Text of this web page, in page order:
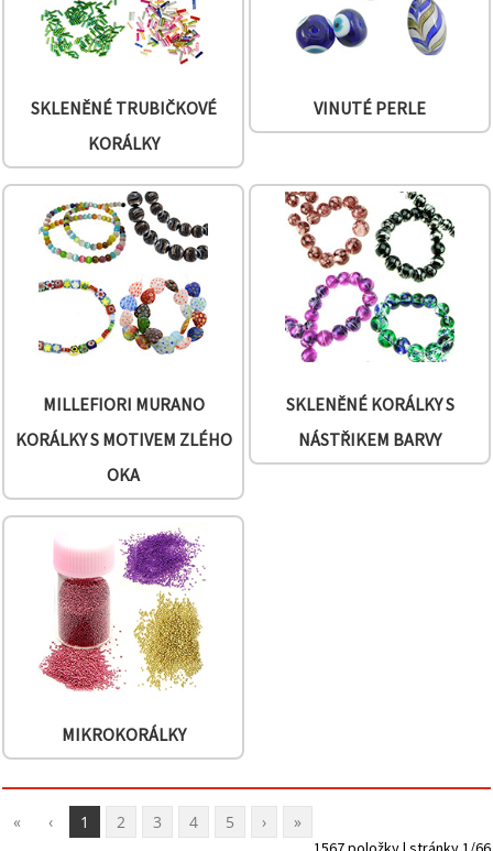
SKLENĚNÉ TRUBIČKOVÉ
KORÁLKY
VINUTÉ PERLE
MILLEFIORI MURANO
KORÁLKY S MOTIVEM ZLÉHO
OKA
SKLENĚNÉ KORÁLKY S
NÁSTŘIKEM BARVY
MIKROKORÁLKY
« ‹ 1 2 3 4 5 › »